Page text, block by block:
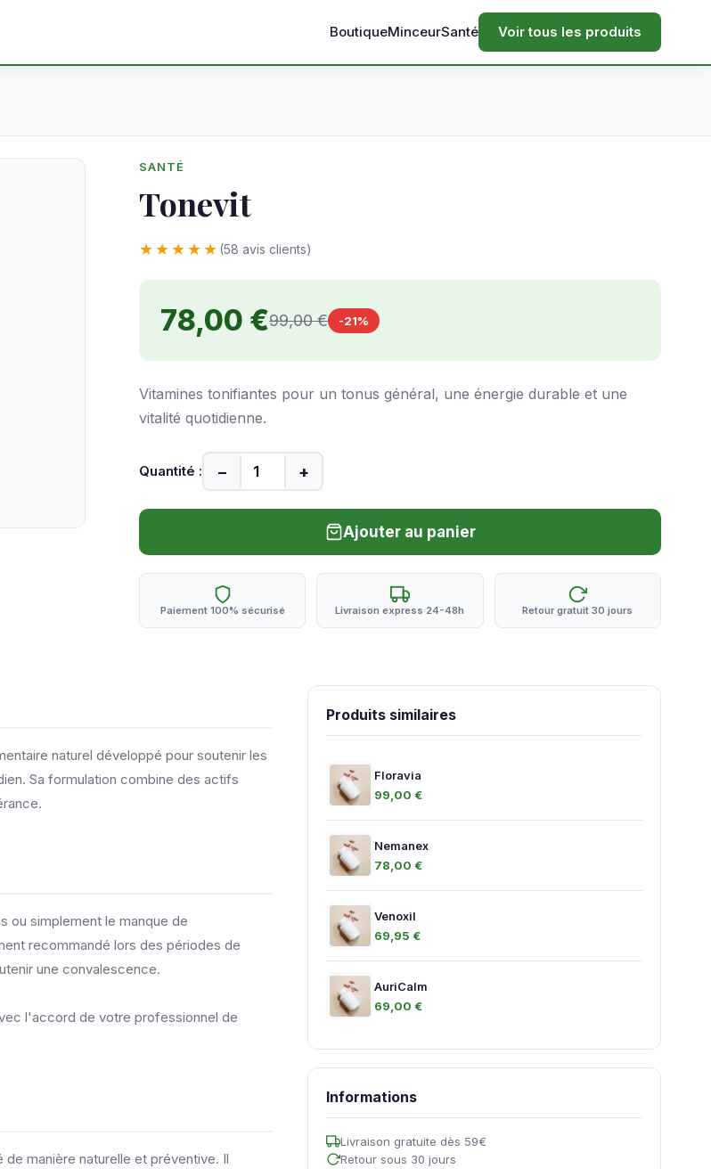
BoutiqueMinceurSanté Voir tous les produits
SANTÉ
Tonevit
★★★★★ (58 avis clients)
78,00 €99,00 € -21%
Vitamines tonifiantes pour un tonus général, une énergie durable et une
vitalité quotidienne.
Quantité : − +
Ajouter au panier
Paiement 100% sécurisé Livraison express 24-48h Retour gratuit 30 jours
naturel développé pour soutenir les
Sa formulation combine des actifs
ou simplement le manque de
recommandé lors des périodes de
une convalescence.
l'accord de votre professionnel de
manière naturelle et préventive. Il
Produits similaires
Floravia
99,00 €
Nemanex
78,00 €
Venoxil
69,95 €
AuriCalm
69,00 €
Informations
Livraison gratuite dès 59€
Retour sous 30 jours